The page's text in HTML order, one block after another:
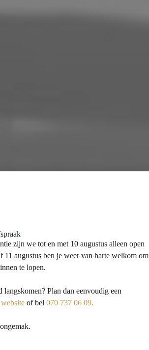
zijn we tot en met 10 augustus alleen open
11 augustus ben je weer van harte welkom om
te lopen.
Plan dan eenvoudig een
of bel070 737 06 09.